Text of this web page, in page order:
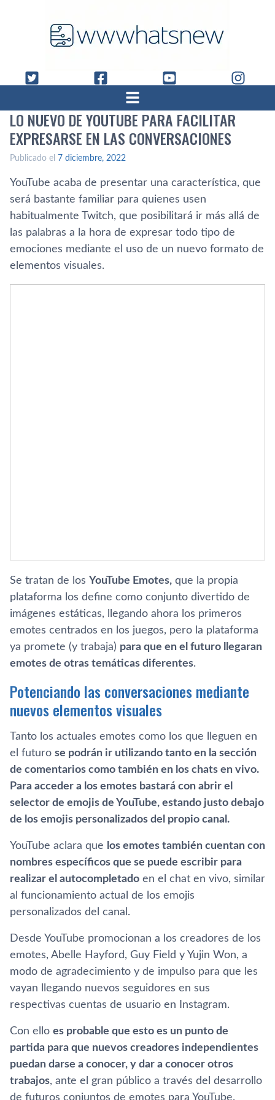
LO NUEVO DE YOUTUBE PARA FACILITAR
EXPRESARSE EN LAS CONVERSACIONES
Publicado el 7 diciembre, 2022
YouTube acaba de presentar una característica, que
será bastante familiar para quienes usen
habitualmente Twitch, que posibilitará ir más allá de
las palabras a la hora de expresar todo tipo de
emociones mediante el uso de un nuevo formato de
elementos visuales.
Se tratan de los YouTube Emotes, que la propia
plataforma los define como conjunto divertido de
imágenes estáticas, llegando ahora los primeros
emotes centrados en los juegos, pero la plataforma
ya promete (y trabaja) para que en el futuro llegaran
emotes de otras temáticas diferentes.
Potenciando las conversaciones mediante
nuevos elementos visuales
Tanto los actuales emotes como los que lleguen en
el futuro se podrán ir utilizando tanto en la sección
de comentarios como también en los chats en vivo.
Para acceder a los emotes bastará con abrir el
selector de emojis de YouTube, estando justo debajo
de los emojis personalizados del propio canal.
YouTube aclara que los emotes también cuentan con
nombres específicos que se puede escribir para
realizar el autocompletado en el chat en vivo, similar
al funcionamiento actual de los emojis
personalizados del canal.
Desde YouTube promocionan a los creadores de los
emotes, Abelle Hayford, Guy Field y Yujin Won, a
modo de agradecimiento y de impulso para que les
vayan llegando nuevos seguidores en sus
respectivas cuentas de usuario en Instagram.
Con ello es probable que esto es un punto de
partida para que nuevos creadores independientes
puedan darse a conocer, y dar a conocer otros
trabajos, ante el gran público a través del desarrollo
de futuros conjuntos de emotes para YouTube.